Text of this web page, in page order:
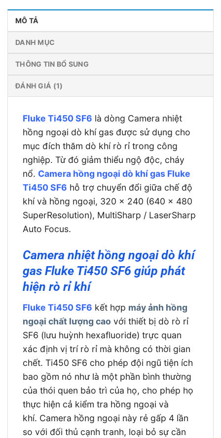
MÔ TẢ
DANH MỤC
THÔNG TIN BỔ SUNG
ĐÁNH GIÁ (1)
Fluke Ti450 SF6 là dòng Camera nhiệt
hồng ngoại dò khí gas được sử dụng cho
mục đích thăm dò khí rò rỉ trong công
nghiệp. Từ đó giảm thiểu ngộ độc, cháy
nổ. Camera hồng ngoại dò khí gas Fluke
Ti450 SF6 hỗ trợ chuyển đổi giữa chế độ
khí và hồng ngoại, 320 x 240 (640 x 480
SuperResolution), MultiSharp / LaserSharp
Auto Focus.
Camera nhiệt hồng ngoại dò khí
gas Fluke Ti450 SF6 giúp phát
hiện rò rỉ khí
Fluke Ti450 SF6 kết hợp máy ảnh hồng
ngoại chất lượng cao với thiết bị dò rò rỉ
SF6 (lưu huỳnh hexafluoride) trực quan
xác định vị trí rò rỉ mà không có thời gian
chết. Ti450 SF6 cho phép đội ngũ tiện ích
bao gồm nó như là một phần bình thường
của thói quen bảo trì của họ, cho phép họ
thực hiện cả kiểm tra hồng ngoại và
khí. Camera hồng ngoại này rẻ gấp 4 lần
so với đối thủ cạnh tranh, loại bỏ sự cần